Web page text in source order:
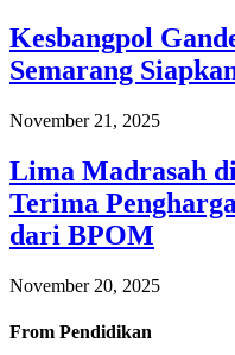
Kesbangpol
Semarang
November 21, 2025
Lima Madrasah
Terima
dari BPOM
November 20, 2025
From Pendidikan